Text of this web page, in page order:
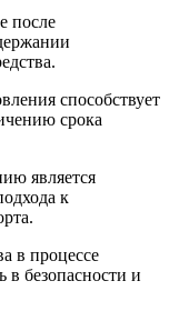
после
способствует
срока
является
к
в процессе
в безопасности и